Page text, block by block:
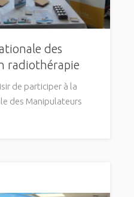
des
radiothérapie
de participer à la
des Manipulateurs